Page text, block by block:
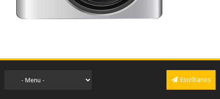
Escríbanos